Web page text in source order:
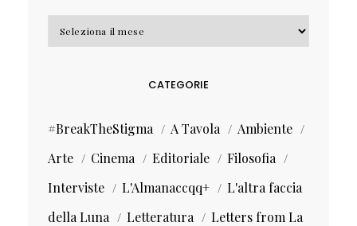
CATEGORIE
#BreakTheStigma A Tavola
Ambiente
Arte
Cinema Editoriale
Filosofia
Interviste
L'Almanaccqq+
L'altra faccia
della Luna
Letteratura
Letters from La